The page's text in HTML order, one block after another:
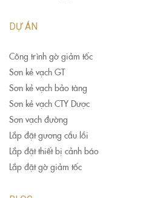
DỰ ÁN
Công trình gờ giảm tốc
Sơn kẻ vạch GT
Sơn kẻ vạch bảo tàng
Sơn kẻ vạch CTY Dược
Sơn vạch đường
Lắp đặt gương cầu lồi
Lắp đặt thiết bị cảnh báo
Lắp đặt gờ giảm tốc